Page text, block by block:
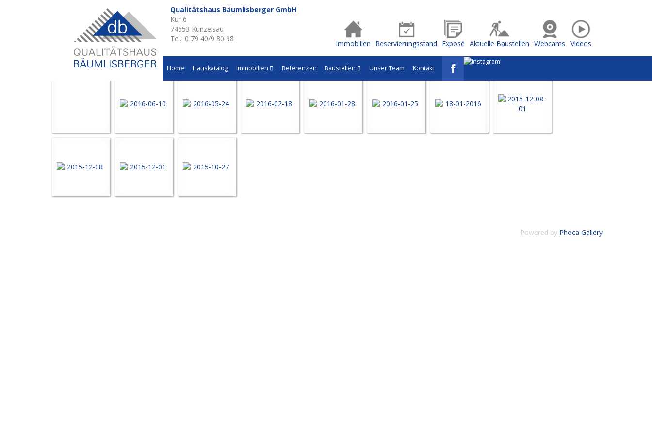
Qualitätshaus Bäumlisberger GmbH
Kur 6
74653 Künzelsau
Tel.: 0 79 40/9 80 98
Immobilien Reservierungsstand Exposé Aktuelle Baustellen Webcams Videos
Home Hauskatalog Immobilien Referenzen Baustellen Unser Team Kontakt
Aktuelle Baustellen - Q521
Wohnhausneubau in Osterburken
Powered by Phoca Gallery